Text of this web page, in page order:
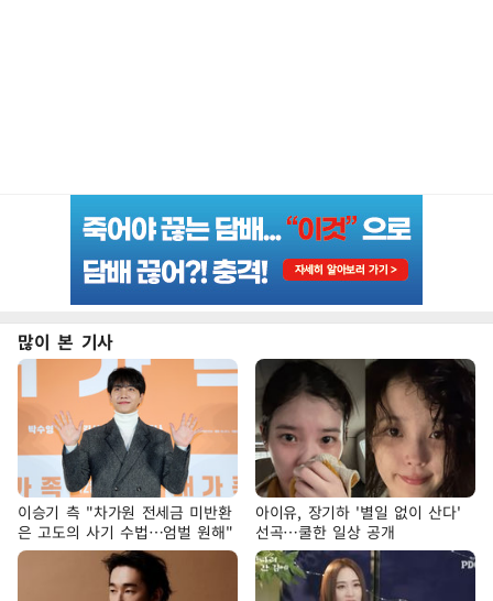
많이 본 기사
이승기 측 "차가원 전세금 미반환
은 고도의 사기 수법…엄벌 원해"
아이유, 장기하 '별일 없이 산다'
선곡…쿨한 일상 공개